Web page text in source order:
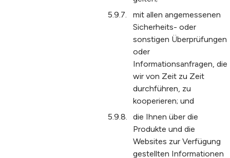
mit allen angemessenen
Sicherheits- oder
sonstigen Überprüfungen
oder
Informationsanfragen, die
wir von Zeit zu Zeit
durchführen, zu
kooperieren; und
die Ihnen über die
Produkte und die
Websites zur Verfügung
gestellten Informationen